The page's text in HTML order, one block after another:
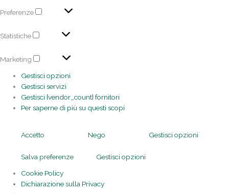
Preferenze
Statistiche
Marketing
Gestisci opzioni
Gestisci servizi
Gestisci {vendor_count} fornitori
Per saperne di più su questi scopi
Accetto Nego Gestisci opzioni
Salva preferenze
Gestisci opzioni
Cookie Policy
Dichiarazione sulla Privacy